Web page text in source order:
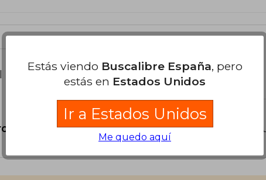
libro
Inicia sesiónpara poder agregar tu propia
Estás viendo Buscalibre España, pero
estás en Estados Unidos
Ir a Estados Unidos
Me quedo aquí